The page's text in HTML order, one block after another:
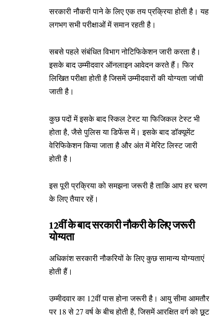
सरकारी नौकरी पाने के लिए एक तय प्रक्रिया होती है। यह
लगभग सभी परीक्षाओं में समान रहती है।
सबसे पहले संबंधित विभाग नोटिफिकेशन जारी करता है।
इसके बाद उम्मीदवार ऑनलाइन आवेदन करते हैं। फिर
लिखित परीक्षा होती है जिसमें उम्मीदवारों की योग्यता जांची
जाती है।
कुछ पदों में इसके बाद स्किल टेस्ट या फिजिकल टेस्ट भी
होता है, जैसे पुलिस या डिफेंस में। इसके बाद डॉक्यूमेंट
वेरिफिकेशन किया जाता है और अंत में मेरिट लिस्ट जारी
होती है।
इस पूरी प्रक्रिया को समझना जरूरी है ताकि आप हर चरण
के लिए तैयार रहें।
12वीं के बाद सरकारी नौकरी के लिए जरूरी
योग्यता
अधिकांश सरकारी नौकरियों के लिए कुछ सामान्य योग्यताएं
होती हैं।
उम्मीदवार का 12वीं पास होना जरूरी है। आयु सीमा आमतौर
पर 18 से 27 वर्ष के बीच होती है, जिसमें आरक्षित वर्ग को छूट